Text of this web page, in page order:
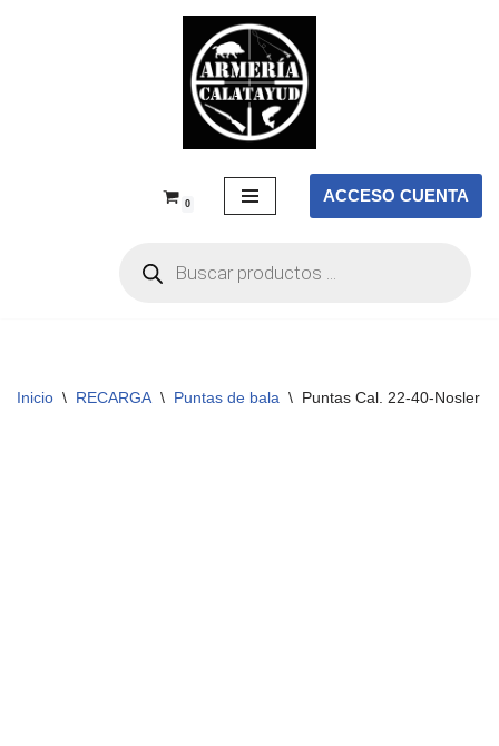
0 ACCESO CUENTA
Inicio \ RECARGA \ Puntas de bala \ Puntas Cal. 22-40-Nosler